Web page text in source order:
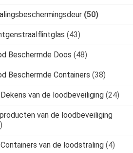
(50)
(43)
Beschermde Doos (48)
Beschermde Containers (38)
Dekens van de loodbeveiliging (24)
van de loodbeveiliging
Containers van de loodstraling (4)